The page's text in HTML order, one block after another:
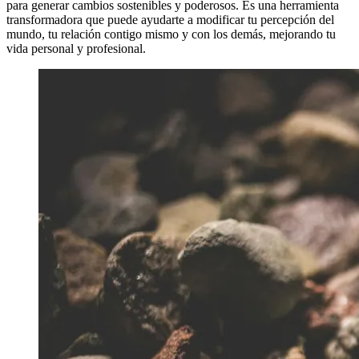
para generar cambios sostenibles y poderosos. Es una herramienta
transformadora que puede ayudarte a modificar tu percepción del
mundo, tu relación contigo mismo y con los demás, mejorando tu
vida personal y profesional.